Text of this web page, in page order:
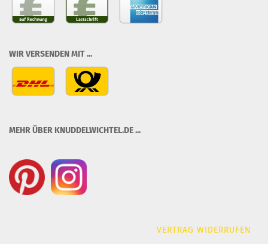
WIR VERSENDEN MIT ...
MEHR ÜBER KNUDDELWICHTEL.DE ...
VERTRAG WIDERRUFEN